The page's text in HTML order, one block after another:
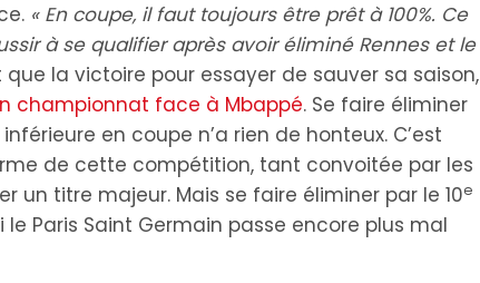
« En coupe, il faut toujours être prêt à 100%. Ce
à se qualifier après avoir éliminé Rennes et le
la victoire pour essayer de sauver sa saison,
championnat face à Mbappé. Se faire éliminer
en coupe n’a rien de honteux. C’est
de cette compétition, tant convoitée par les
un titre majeur. Mais se faire éliminer par le 10e
le Paris Saint Germain passe encore plus mal